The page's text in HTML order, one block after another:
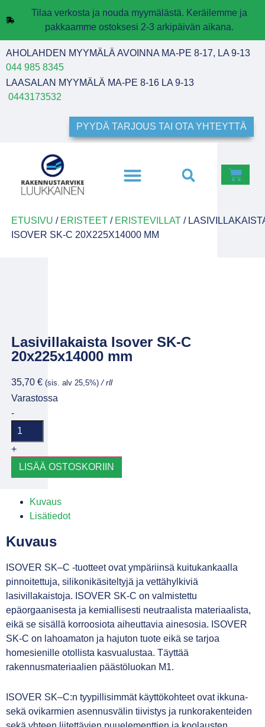
Tilaa verkosta ja nouda myymälästä. Keräilemme ja
pakkaamme ostoksesi 2-3 arkipäivän aikana.
AHOLAHDEN MYYMÄLÄ AVOINNA MA-PE 8-17, LA 9-13
044 985 8345
LAASALAN MYYMÄLÄ MA-PE 8-16 LA 9-13
0443173532
PYYDÄ TARJOUS TAI OTA YHTEYTTÄ
ETUSIVU / ERISTEET/ ERISTEVILLAT/
ISOVER SK-C 20X225X14000 MM
Lasivillakaista Isover SK-C
20x225x14000 mm
35,70 € (sis. alv 25,5%)/ rll
Varastossa
-
+
LISÄÄ OSTOSKORIIN
Kuvaus
Lisätiedot
Kuvaus
ISOVER SK–C -tuotteet ovat ympäriinsä kuitukankaalla
pinnoitettuja, silikonikäsiteltyjä ja vettähylkiviä
lasivillakaistoja. ISOVER SK-C on valmistettu
epäorgaanisesta ja kemiallisesti neutraalista materiaalista,
eikä se sisällä korroosiota aiheuttavia ainesosia. ISOVER
SK-C on lahoamaton ja hajuton tuote eikä se tarjoa
homesienille otollista kasvualustaa. Täyttää
rakennusmateriaalien päästöluokan M1.
ISOVER SK–C:n tyypillisimmät käyttökohteet ovat ikkuna-
sekä ovikarmien asennusvälin tiivistys ja runkorakenteiden